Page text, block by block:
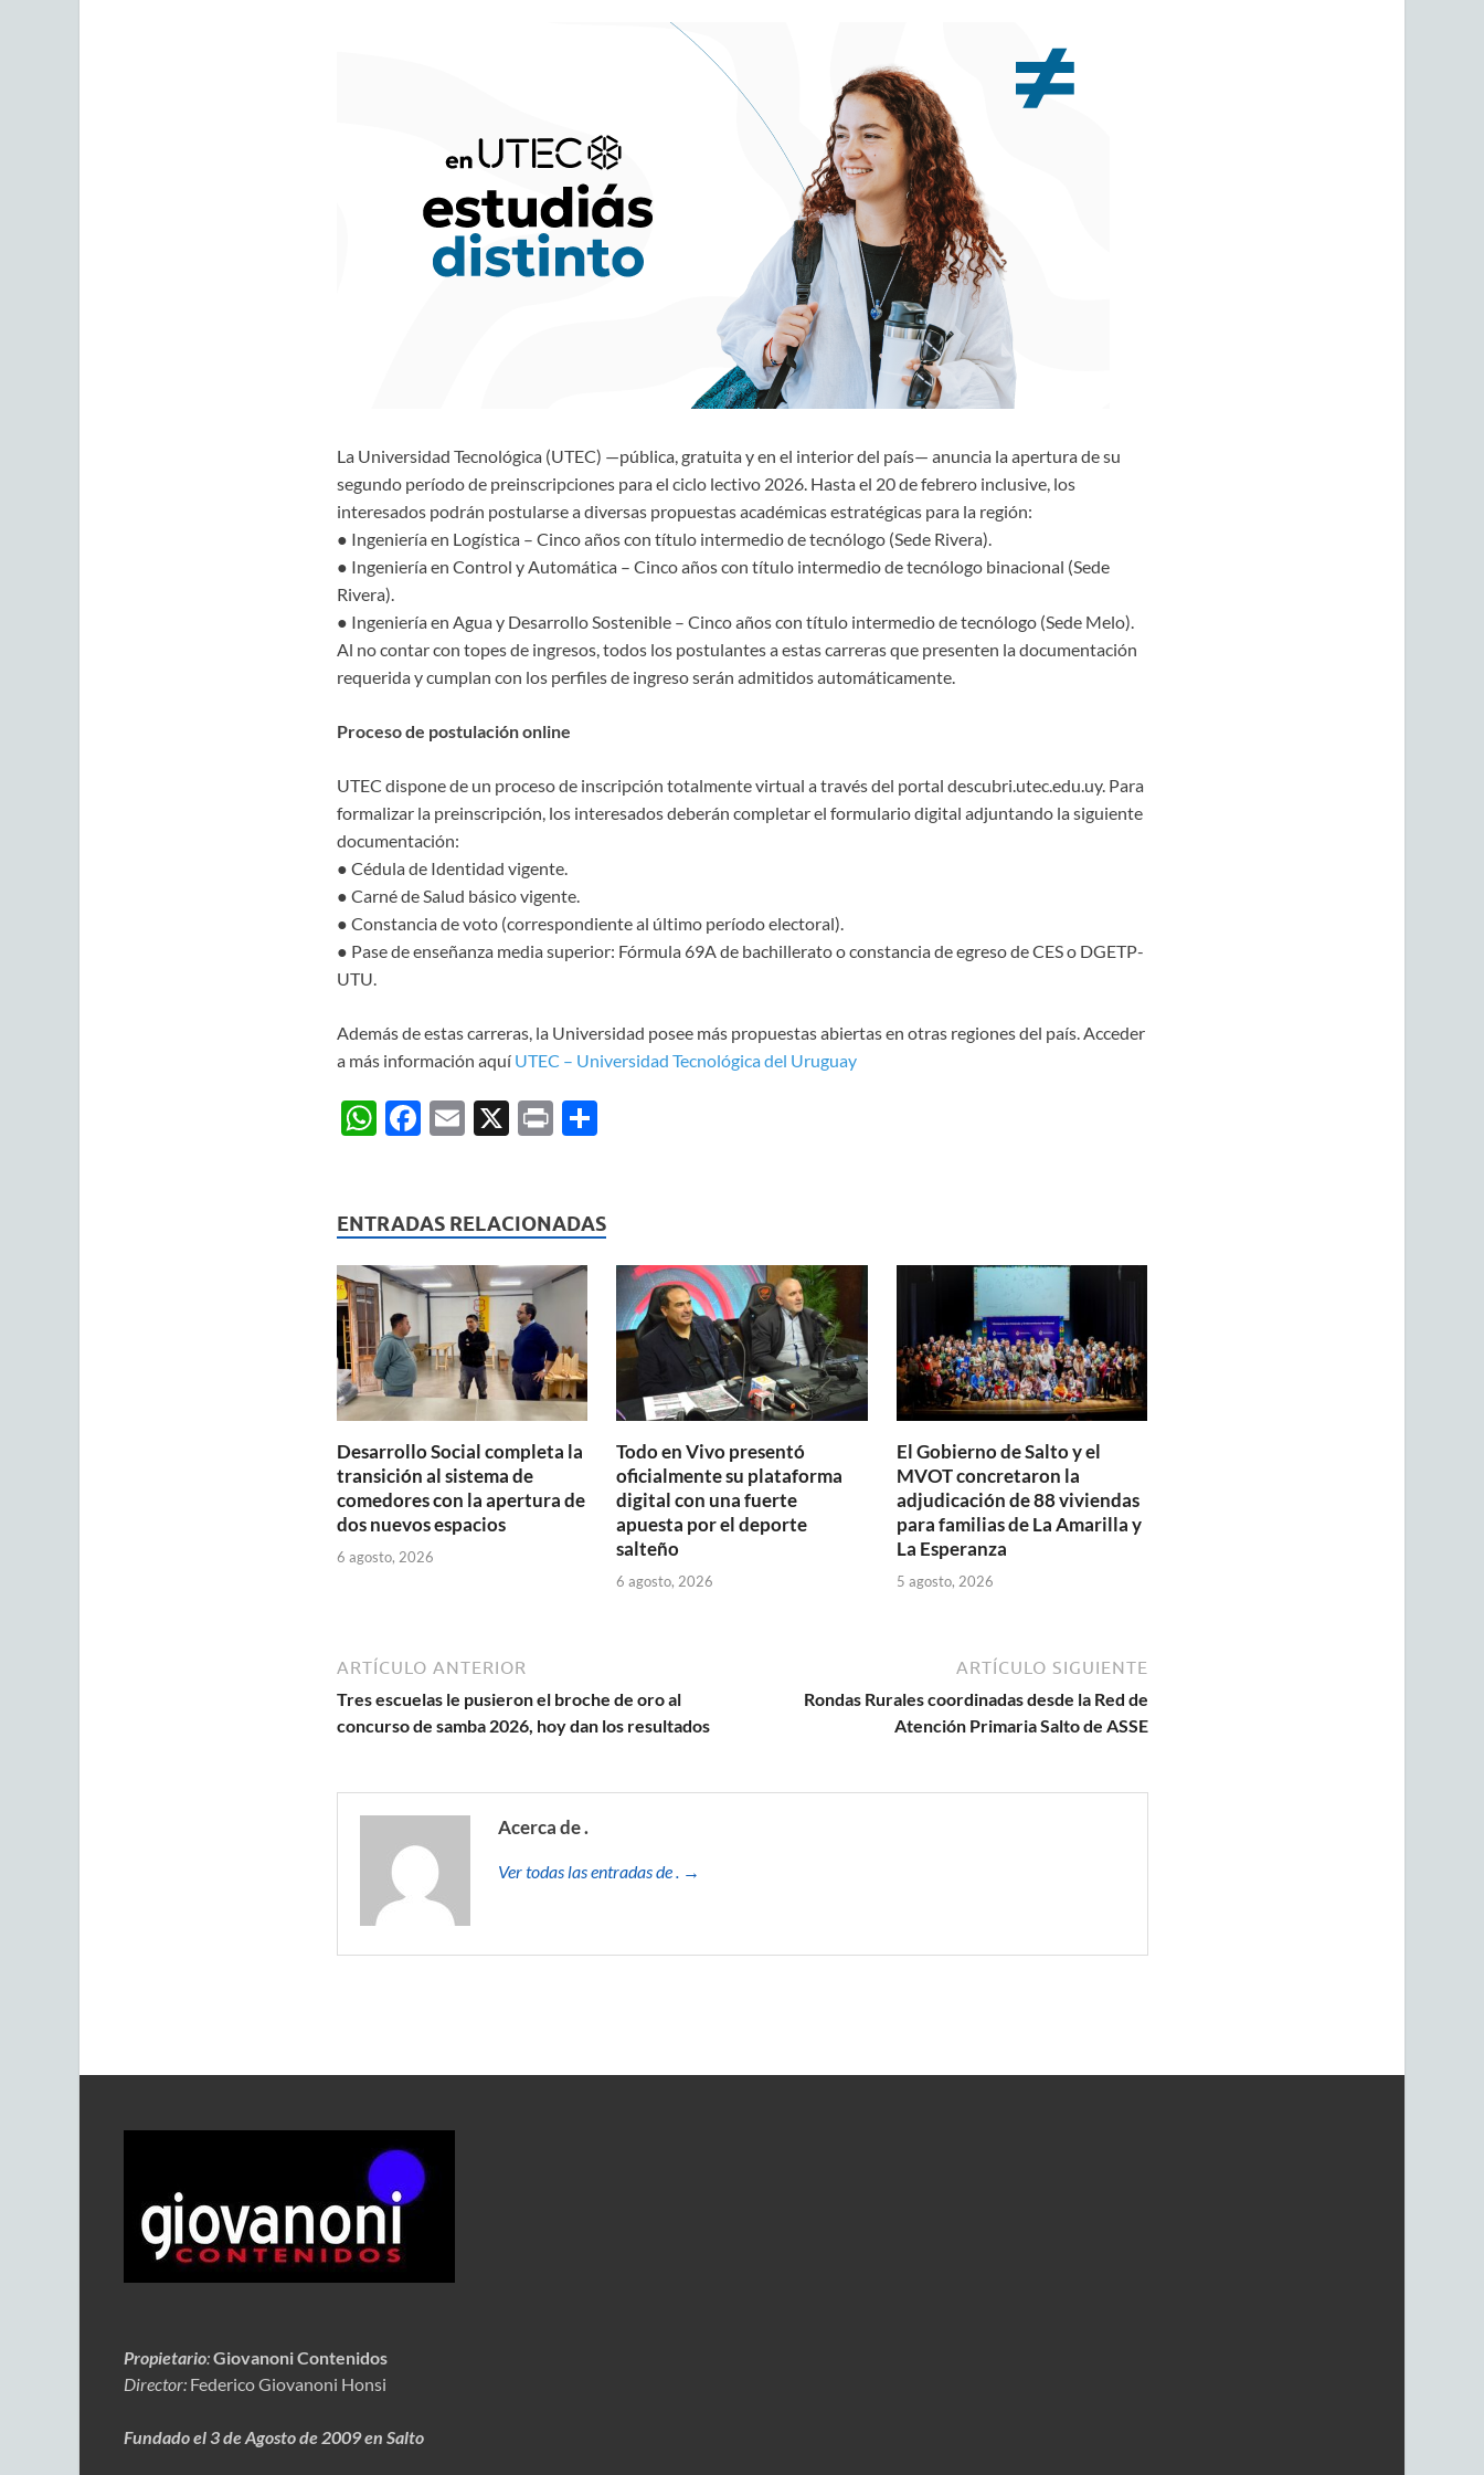
La Universidad Tecnológica (UTEC) —pública, gratuita y en el interior del país— anuncia la apertura de su
segundo período de preinscripciones para el ciclo lectivo 2026. Hasta el 20 de febrero inclusive, los
interesados podrán postularse a diversas propuestas académicas estratégicas para la región:
● Ingeniería en Logística – Cinco años con título intermedio de tecnólogo (Sede Rivera).
● Ingeniería en Control y Automática – Cinco años con título intermedio de tecnólogo binacional (Sede
Rivera).
● Ingeniería en Agua y Desarrollo Sostenible – Cinco años con título intermedio de tecnólogo (Sede Melo).
Al no contar con topes de ingresos, todos los postulantes a estas carreras que presenten la documentación
requerida y cumplan con los perfiles de ingreso serán admitidos automáticamente.
Proceso de postulación online
UTEC dispone de un proceso de inscripción totalmente virtual a través del portal descubri.utec.edu.uy. Para
formalizar la preinscripción, los interesados deberán completar el formulario digital adjuntando la siguiente
documentación:
● Cédula de Identidad vigente.
● Carné de Salud básico vigente.
● Constancia de voto (correspondiente al último período electoral).
● Pase de enseñanza media superior: Fórmula 69A de bachillerato o constancia de egreso de CES o DGETP-
UTU.
Además de estas carreras, la Universidad posee más propuestas abiertas en otras regiones del país. Acceder
a más información aquí UTEC – Universidad Tecnológica del Uruguay
W
s
A
p
p
F
b
o
o
k
E X P C
p
ar
ti
ENTRADAS RELACIONADAS
Desarrollo Social completa la
transición al sistema de
comedores con la apertura de
dos nuevos espacios
6 agosto, 2026
Todo en Vivo presentó
oficialmente su plataforma
digital con una fuerte
apuesta por el deporte
salteño
6 agosto, 2026
El Gobierno de Salto y el
MVOT concretaron la
adjudicación de 88 viviendas
para familias de La Amarilla y
La Esperanza
5 agosto, 2026
ARTÍCULO ANTERIOR
Tres escuelas le pusieron el broche de oro al
concurso de samba 2026, hoy dan los resultados
ARTÍCULO SIGUIENTE
Rondas Rurales coordinadas desde la Red de
Atención Primaria Salto de ASSE
Acerca de .
Ver todas las entradas de . →
Propietario:Giovanoni Contenidos
Director: Federico Giovanoni Honsi
Fundado el 3 de Agosto de 2009 en Salto